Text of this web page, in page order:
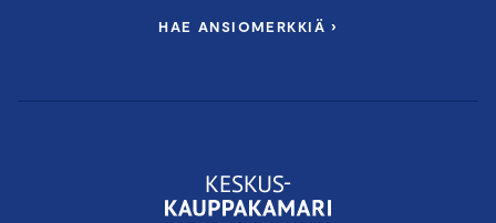
HAE ANSIOMERKKIÄ ›